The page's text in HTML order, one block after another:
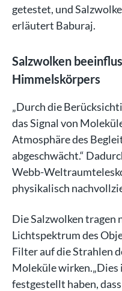
getestet, und
erläutert Baburaj.
Salzwolken
Himmelskörpers
„Durch die
das Signal von
Atmosphäre des
abgeschwächt.“
Webb-
physikalisch
Die Salzwolken tragen
Lichtspektrum des
Filter auf die Strahlen
Moleküle wirken.„Dies
festgestellt haben,